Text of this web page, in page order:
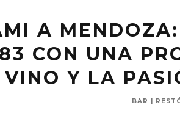
A
CON UNA
VINO Y LA
BAR |